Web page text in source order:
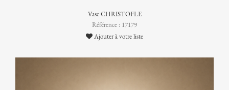
Vase CHRISTOFLE
Référence : 17179
Ajouter à votre liste